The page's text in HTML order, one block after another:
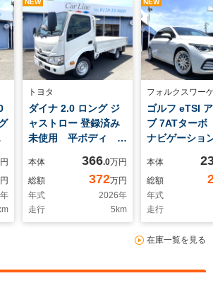
年
NEW
トヨタ
ダイナ 2.0 ロング ジ
ャストロー 登録済み
未使用 平ボディ
幅1600 高380 床面
地上高730 バックカ
メラ付きルームミラ
ー Wタイヤ 5速ミ
ッション 2.0ガソリ
本体 366.0万円
総額
372万円
年式
2026年
走行
5 km
NEW
フォルクスワー
ゴルフ eTSI
ブ 7ATター
ナビゲーショ
ラ ヘッドア
スプレイ ア
ブクルーズコ
ル バラマン
イン18インチ
ホイール ア
本体
総額
年式
走行
在庫一覧を見る